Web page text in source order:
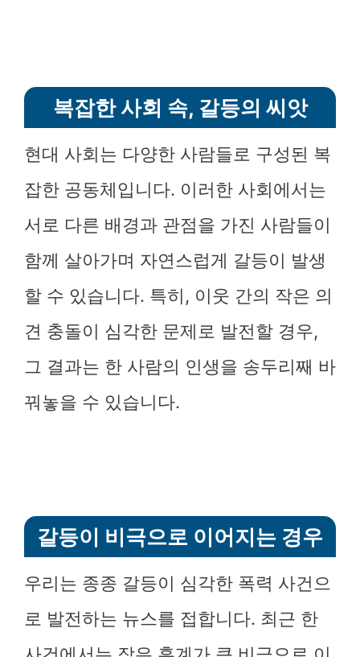
복잡한 사회 속, 갈등의 씨앗
현대 사회는 다양한 사람들로 구성된 복
잡한 공동체입니다. 이러한 사회에서는
서로 다른 배경과 관점을 가진 사람들이
함께 살아가며 자연스럽게 갈등이 발생
할 수 있습니다. 특히, 이웃 간의 작은 의
견 충돌이 심각한 문제로 발전할 경우,
그 결과는 한 사람의 인생을 송두리째 바
꿔놓을 수 있습니다.
갈등이 비극으로 이어지는 경우
우리는 종종 갈등이 심각한 폭력 사건으
로 발전하는 뉴스를 접합니다. 최근 한